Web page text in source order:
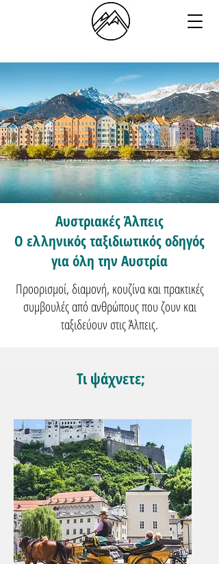
Αυστριακές Άλπεις
Ο ελληνικός ταξιδιωτικός οδηγός
για όλη την Αυστρία
Προορισμοί, διαμονή, κουζίνα και πρακτικές
συμβουλές από ανθρώπους που ζουν και
ταξιδεύουν στις Άλπεις.
Τι ψάχνετε;